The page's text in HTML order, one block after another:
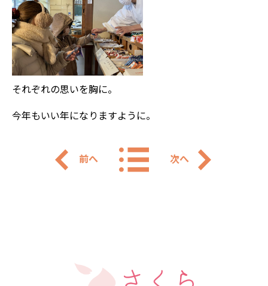
それぞれの思いを胸に。
今年もいい年になりますように。
前へ 次へ